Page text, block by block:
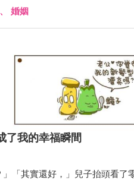
、 婚姻
了我的幸福瞬間
」「其實還好，」兒子抬頭看